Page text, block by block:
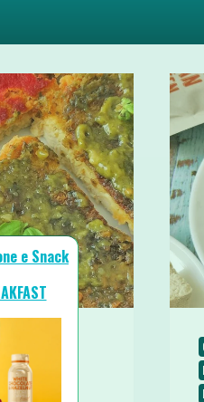
CARB
e Snack